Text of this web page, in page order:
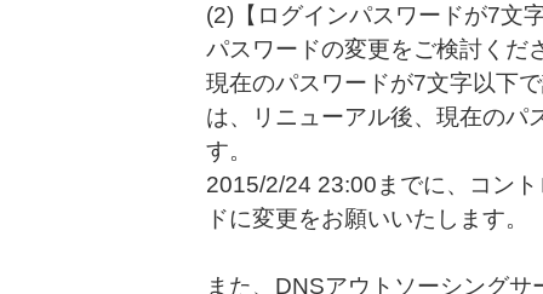
(2)【ログインパスワードが7文
パスワードの変更をご検討くだ
現在のパスワードが7文字以下
は、リニューアル後、現在のパ
す。
2015/2/24 23:00までに、コン
ドに変更をお願いいたします。
また、DNSアウトソーシング